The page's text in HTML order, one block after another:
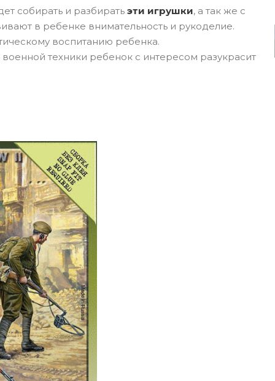
собирать и разбирать эти игрушки, а так же с
в ребенке внимательность и рукоделие.
воспитанию ребенка.
техники ребенок с интересом разукрасит